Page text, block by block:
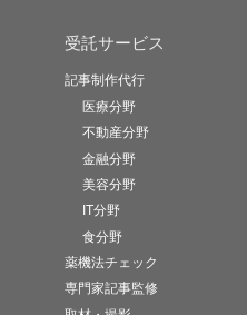
受託サービス
記事制作代行
医療分野
不動産分野
金融分野
美容分野
IT分野
食分野
薬機法チェック
専門家記事監修